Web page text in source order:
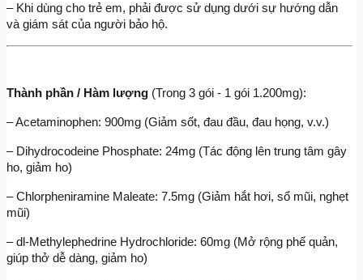
– Khi dùng cho trẻ em, phải được sử dụng dưới sự hướng dẫn
và giám sát của người bảo hộ.
Thành phần / Hàm lượng (Trong 3 gói - 1 gói 1.200mg):
– Acetaminophen: 900mg (Giảm sốt, đau đầu, đau họng, v.v.)
– Dihydrocodeine Phosphate: 24mg (Tác động lên trung tâm gây
ho, giảm ho)
– Chlorpheniramine Maleate: 7.5mg (Giảm hắt hơi, sổ mũi, nghẹt
mũi)
– dl-Methylephedrine Hydrochloride: 60mg (Mở rộng phế quản,
giúp thở dễ dàng, giảm ho)